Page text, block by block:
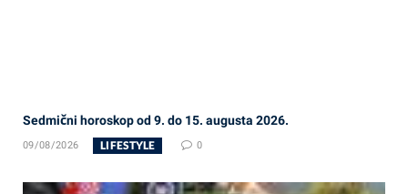
Sedmični horoskop od 9. do 15. augusta 2026.
09/08/2026 LIFESTYLE 0